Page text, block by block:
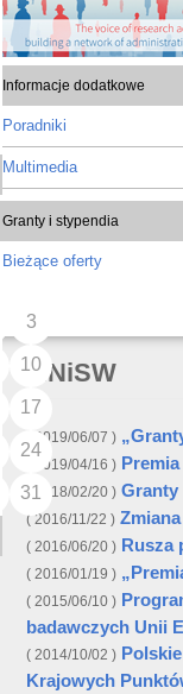
3
10
17
24
31
Informacje dodatkowe
Poradniki
Multimedia
Granty i stypendia
Bieżące oferty
MNiSW
2019/06/07
2019/04/16
2018/02/20 Granty
2016/11/22
2016/06/20 Rusza
2016/01/19
2015/06/10
badawczych Unii
2014/10/02
Krajowych